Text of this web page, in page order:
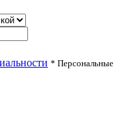
* Персональные